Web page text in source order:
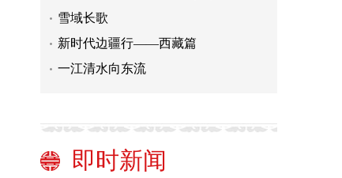
雪域长歌
新时代边疆行——西藏篇
一江清水向东流
即时新闻
态文明重要成果发布
光明网评论员：高峰期老年卡乘车不
该受限
细蚕丝“织出”功能纤维大产业